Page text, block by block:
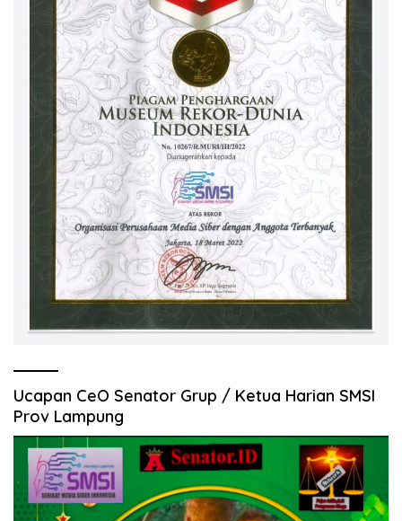
Ucapan CeO Senator Grup / Ketua Harian SMSI
Prov Lampung